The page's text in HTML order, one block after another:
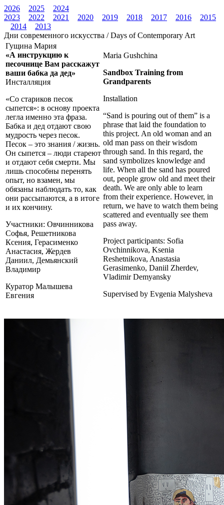
2026 2025
2024
2023
2022 2021 2020 2019 2018 2017 2016
2015
2014
2013
Дни современного искусства / Days of Contemporary Art
Гущина Мария
«А инструкцию к
песочнице Вам расскажут
ваши бабка да дед»
Инсталляция
«Со стариков песок
сыпется»: в основу проекта
легла именно эта фраза.
Бабка и дед отдают свою
мудрость через песок.
Песок – это знания / жизнь.
Он сыпется – люди стареют
и отдают себя смерти. Мы
лишь способны перенять
опыт, но взамен, мы
обязаны наблюдать то, как
они рассыпаются, а в итоге
и их кончину.
Участники: Овчинникова
Софья, Решетникова
Ксения, Герасименко
Анастасия, Жердев
Даниил, Демьянский
Владимир
Куратор Малышева
Евгения
Maria Gushchina
Sandbox Training from
Grandparents
Installation
“Sand is pouring out of them” is a
phrase that laid the foundation to
this project. An old woman and an
old man pass on their wisdom
through sand. In this regard, the
sand symbolizes knowledge and
life. When all the sand has poured
out, people grow old and meet their
death. We are only able to learn
from their experience. However, in
return, we have to watch them being
scattered and eventually see them
pass away.
Project participants: Sofia
Ovchinnikova, Ksenia
Reshetnikova, Anastasia
Gerasimenko, Daniil Zherdev,
Vladimir Demyansky
Supervised by Evgenia Malysheva